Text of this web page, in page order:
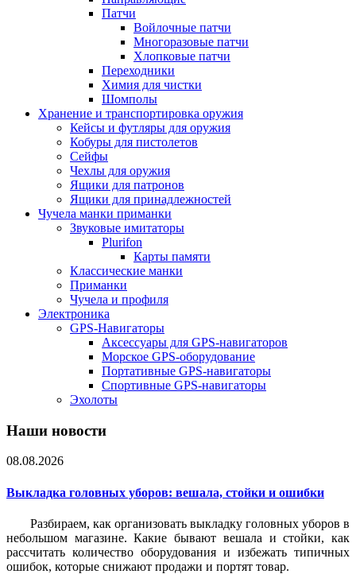
Патчи
Войлочные патчи
Многоразовые патчи
Хлопковые патчи
Переходники
Химия для чистки
Шомполы
Хранение и транспортировка оружия
Кейсы и футляры для оружия
Кобуры для пистолетов
Сейфы
Чехлы для оружия
Ящики для патронов
Ящики для принадлежностей
Чучела манки приманки
Звуковые имитаторы
Plurifon
Карты памяти
Классические манки
Приманки
Чучела и профиля
Электроника
GPS-Навигаторы
Аксессуары для GPS-навигаторов
Морское GPS-оборудование
Портативные GPS-навигаторы
Спортивные GPS-навигаторы
Эхолоты
Наши новости
08.08.2026
Выкладка головных уборов: вешала, стойки и ошибки
Разбираем, как организовать выкладку головных уборов в
небольшом магазине. Какие бывают вешала и стойки, как
рассчитать количество оборудования и избежать типичных
ошибок, которые снижают продажи и портят товар.